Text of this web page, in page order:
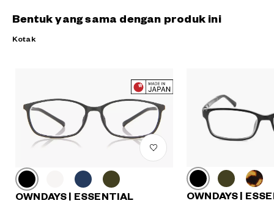
Bentuk yang sama dengan produk ini
Kotak
OWNDAYS | ESSENTIAL OWNDAYS |